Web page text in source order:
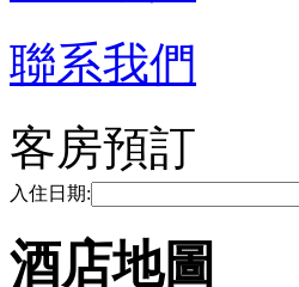
聯系我們
客房預訂
入住日期:
酒店地圖